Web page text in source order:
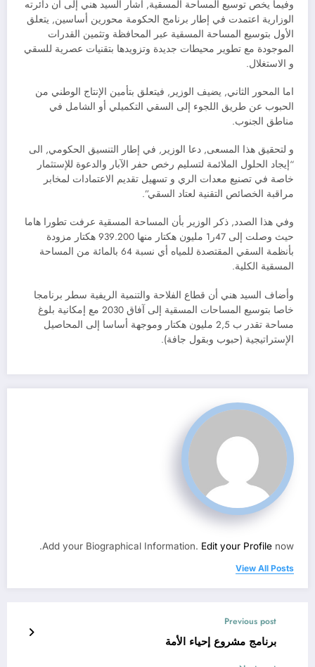
وفيما يخص توسيع المساحة المسقية, أشار السيد هني إلى أن دائرته
الوزارية اعتمدت في إطار برنامج الحكومة محورين أساسين, يتعلق
الأول بتوسيع المساحة المسقية عبر المحافظة وتثمين القدرات
الموجودة مع تطوير محيطات جديدة وتزويدها بتقنيات عصرية للسقي
و الاستغلال.
اما المحور الثاني, يضيف الوزير, فيتعلق بتأمين الإنتاج الوطني من
الحبوب عن طريق اللجوء إلى السقي التكميلي أو الشامل في
مناطق الجنوب.
و لتحقيق هذا المسعى, دعا الوزير, في إطار التنسيق الحكومي, الى
“إيجاد الحلول الملائمة لتسليم رخص حفر الآبار والدعوة للإستثمار
خاصة في تصنيع معدات الري و تسهيل تقديم الاعتمادات لمخابر
مراقبة الخصائص التقنية لعتاد السقي”.
وفي هذا الصدد, ذكر الوزير بأن المساحة المسقية عرفت تطورا هاما
حيث وصلت إلى 47ر1 مليون هكتار منها 939.200 هكتار مزودة
بأنظمة السقي المقتصدة للمياه أي نسبة 64 بالمائة من المساحة
المسقية الكلية.
وأضاف السيد هني أن قطاع الفلاحة والتنمية الريفية سطر برنامجا
خاصا بتوسيع المساحات المسقية إلى آفاق 2030 مع إمكانية بلوغ
مساحة تقدر ب 2,5 مليون هكتار وموجهة أساسا إلى المحاصيل
الإستراتيجية (حبوب وبقول جافة).
Add your Biographical Information. Edit your Profile now.
View All Posts
Previous post
برنامج مشروع إحياء الأمة